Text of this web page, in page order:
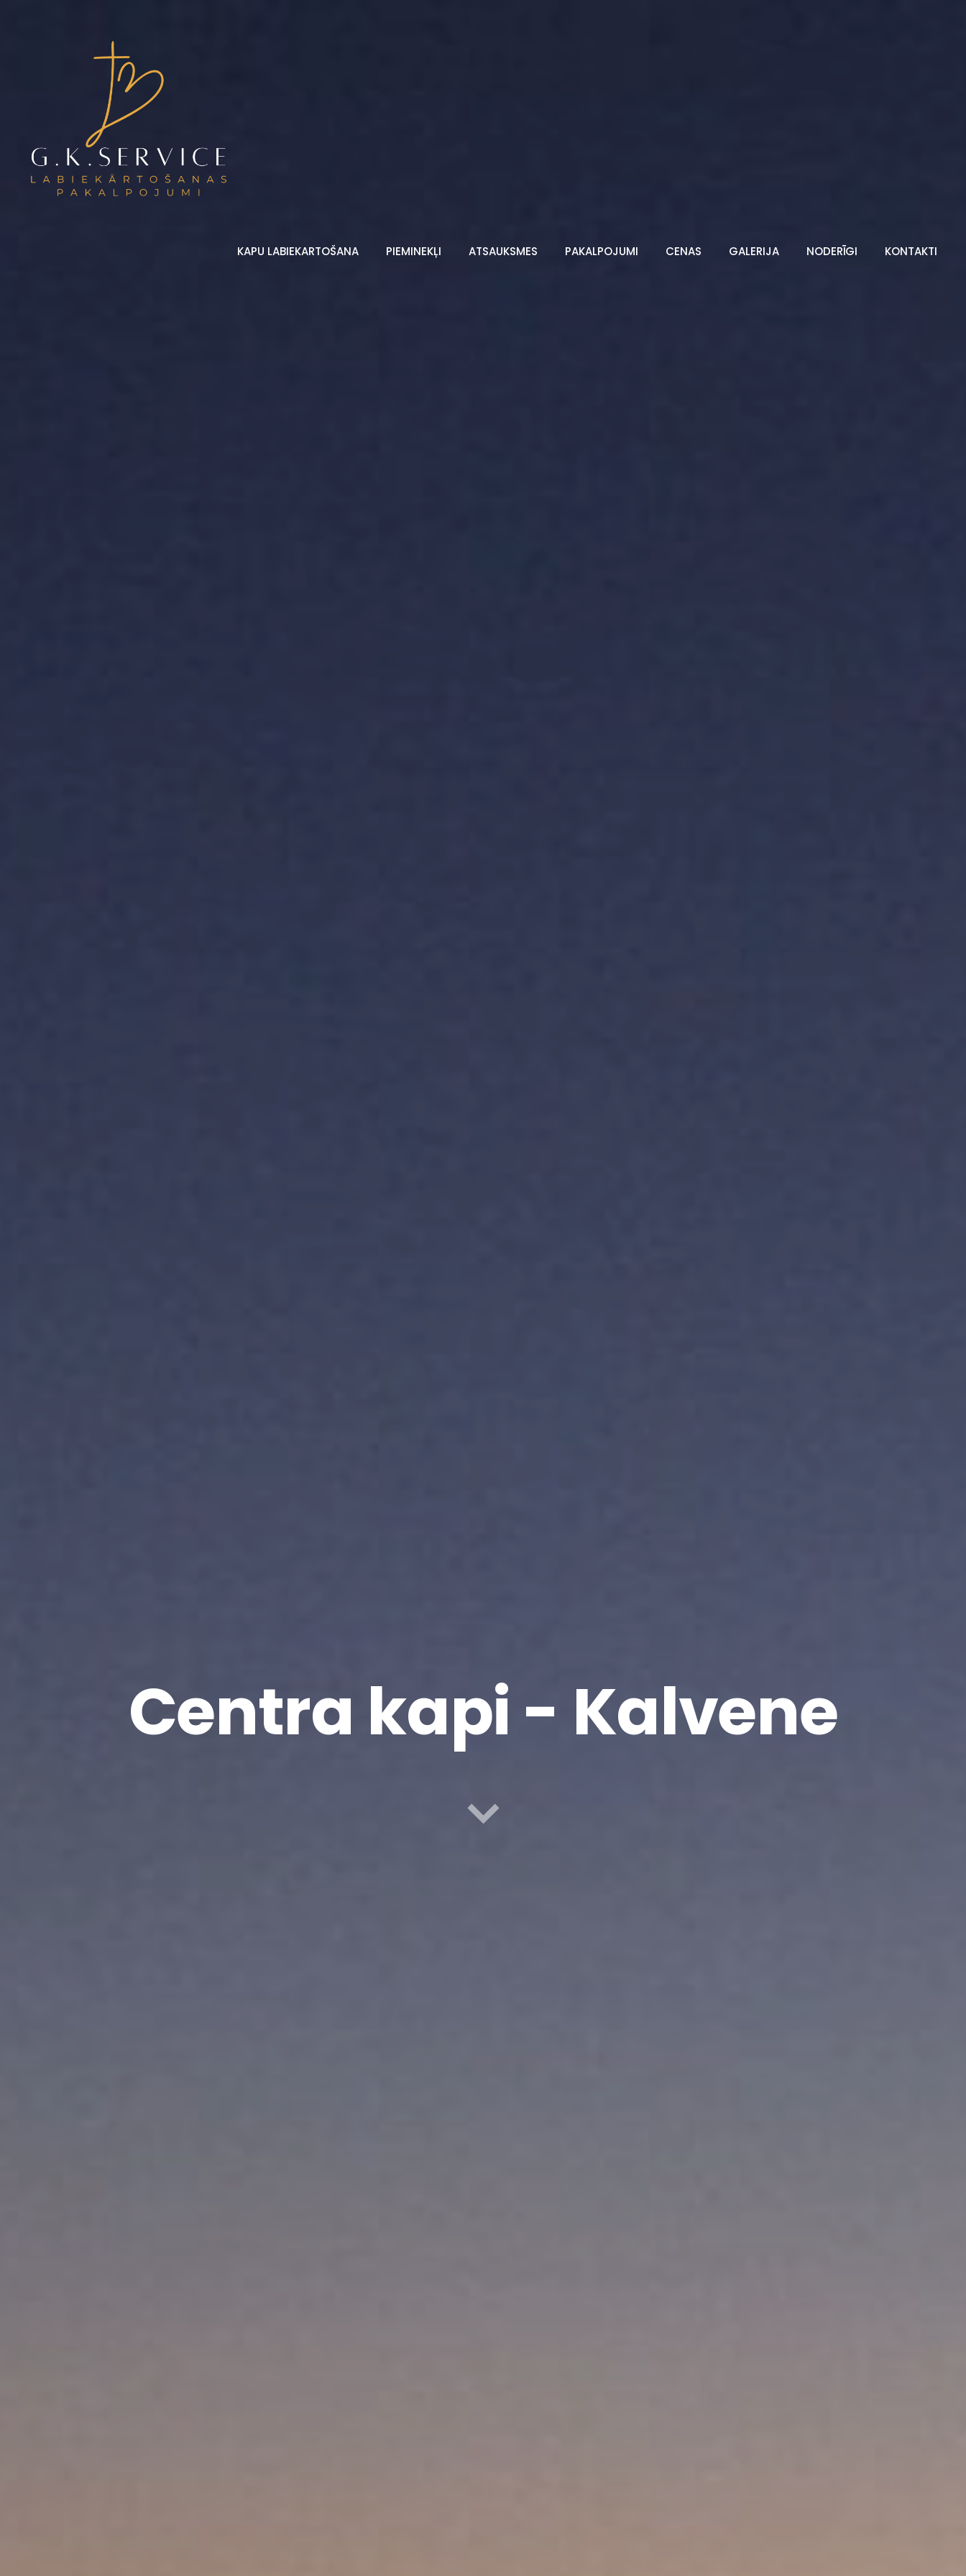
Centra kapi - Kalvene
KAPU LABIEKARTOŠANA PIEMINEKĻI ATSAUKSMES PAKALPOJUMI CENAS GALERIJA NODERĪGI KONTAKTI